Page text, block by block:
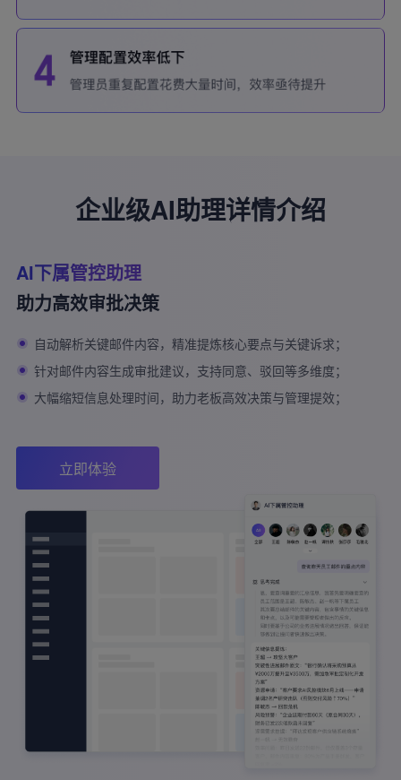
企业级AI助理详情介绍
AI下属管控助理
助力高效审批决策
自动解析关键邮件内容，精准提炼核心要点与关键诉求；
针对邮件内容生成审批建议，支持同意、驳回等多维度；
大幅缩短信息处理时间，助力老板高效决策与管理提效；
立即体验